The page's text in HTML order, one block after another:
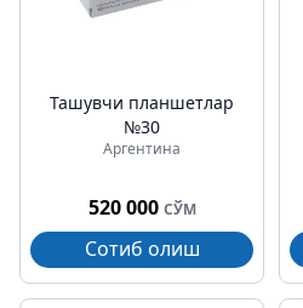
Ташувчи планшетлар
№30
Аргентина
520 000 СЎМ
Сотиб олиш